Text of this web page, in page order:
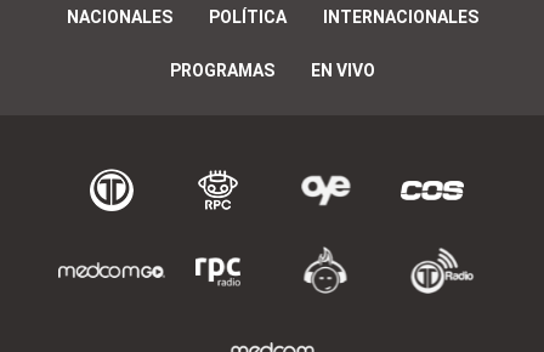
NACIONALES POLÍTICA INTERNACIONALES
PROGRAMAS EN VIVO